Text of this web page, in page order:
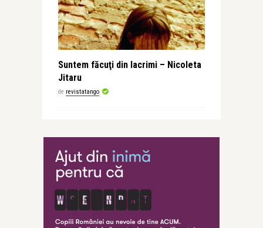
Suntem făcuţi din lacrimi – Nicoleta
Jitaru
de revistatango